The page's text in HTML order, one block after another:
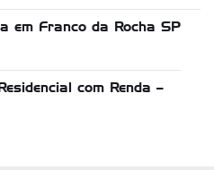
em Franco da Rocha SP
com Renda –